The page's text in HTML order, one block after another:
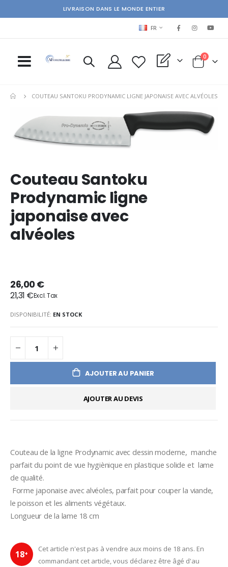
LIVRAISON DANS LE MONDE ENTIER
LANGUAGE
FR
My Quote Cart
0items
COUTEAU SANTOKU PRODYNAMIC LIGNE JAPONAISE AVEC ALVÉOLES
the
images
gallery
Couteau Santoku
Prodynamic ligne
japonaise avec
alvéoles
26,00 €
21,31 €
DISPONIBILITÉ: EN STOCK
AJOUTER AU PANIER
AJOUTER AU DEVIS
Couteau de la ligne Prodynamic avec dessin moderne,  manche
parfait du point de vue hygiènique en plastique solide et  lame
de qualité.
le poisson et les aliments végétaux.
Longueur de la lame 18 cm
18+
Cet article n'est pas à vendre aux moins de 18 ans. En
commandant cet article, vous déclarez être âgé d'au